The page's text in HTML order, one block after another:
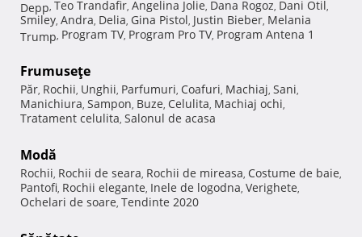
Depp, Teo Trandafir, Angelina Jolie, Dana Rogoz, Dani Otil,
Smiley, Andra, Delia, Gina Pistol, Justin Bieber, Melania
Trump, Program TV, Program Pro TV, Program Antena 1
Frumuseţe
Păr, Rochii, Unghii, Parfumuri, Coafuri, Machiaj, Sani,
Manichiura, Sampon, Buze, Celulita, Machiaj ochi,
Tratament celulita, Salonul de acasa
Modă
Rochii, Rochii de seara, Rochii de mireasa, Costume de baie,
Pantofi, Rochii elegante, Inele de logodna, Verighete,
Ochelari de soare, Tendinte 2020